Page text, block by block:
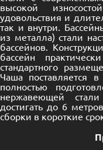
высокой
удовольствия и
так и внутри.
из металла) стали
бассейнов.
бассейн
стандартного
Чаша поставляется
полностью
нержавеющей
достигать до 6
сборки в короткие